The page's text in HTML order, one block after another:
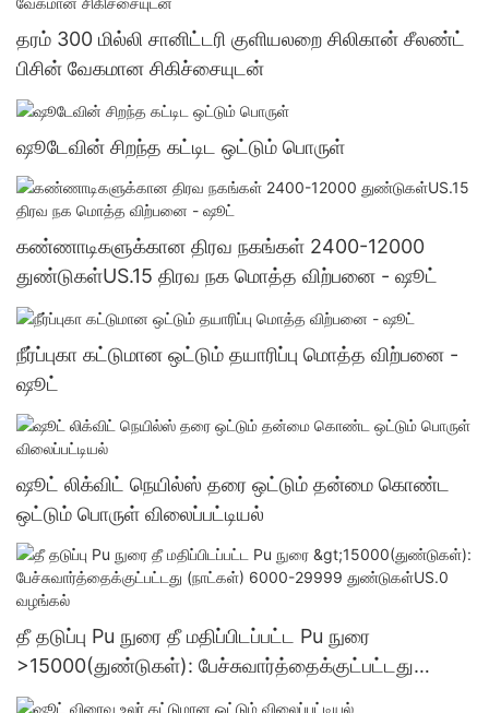
தரம் 300 மில்லி சானிட்டரி குளியலறை சிலிகான் சீலண்ட்
பிசின் வேகமான சிகிச்சையுடன்
ஷூடேவின் சிறந்த கட்டிட ஒட்டும் பொருள்
கண்ணாடிகளுக்கான திரவ நகங்கள் 2400-12000
துண்டுகள்US.15 திரவ நக மொத்த விற்பனை - ஷூட்
நீர்ப்புகா கட்டுமான ஒட்டும் தயாரிப்பு மொத்த விற்பனை -
ஷூட்
ஷூட் லிக்விட் நெயில்ஸ் தரை ஒட்டும் தன்மை கொண்ட
ஒட்டும் பொருள் விலைப்பட்டியல்
தீ தடுப்பு Pu நுரை தீ மதிப்பிடப்பட்ட Pu நுரை
>15000(துண்டுகள்): பேச்சுவார்த்தைக்குட்பட்டது
(நாட்கள்) 6000-29999 துண்டுகள்US.0 வழங்கல்